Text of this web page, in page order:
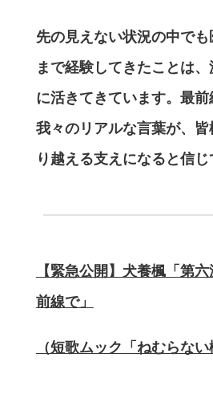
先の見えない状況の中で
まで経験してきたことは
に活きてきています。最
我々のリアルな言葉が、
り越える支えになると信じ
【緊急公開】犬養楓「第
前線で」
（短歌ムック「ねむらな